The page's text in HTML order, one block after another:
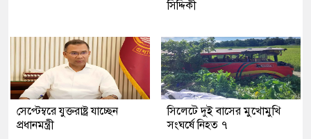
সিদ্দিকী
সেপ্টেম্বরে যুক্তরাষ্ট্র যাচ্ছেন
প্রধানমন্ত্রী
সিলেটে দুই বাসের মুখোমুখি
সংঘর্ষে নিহত ৭